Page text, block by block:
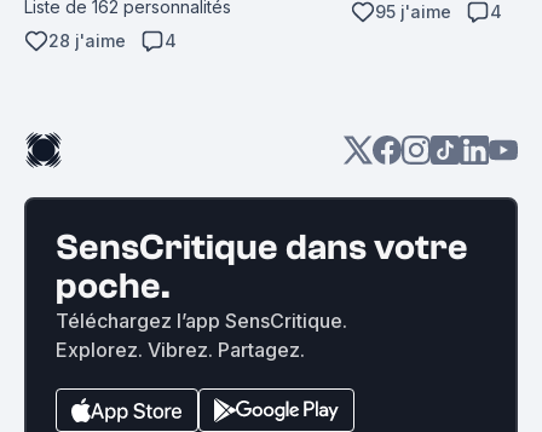
Liste de 162 personnalités
28 j'aime
4
95 j'aime
4
SensCritique dans votre
poche.
Téléchargez l’app SensCritique.
Explorez. Vibrez. Partagez.